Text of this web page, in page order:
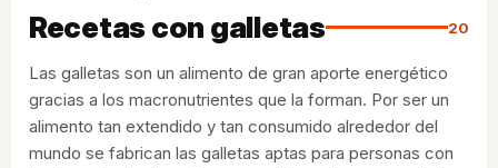
Recetas con galletas 20
Las galletas son un alimento de gran aporte energético
gracias a los macronutrientes que la forman. Por ser un
alimento tan extendido y tan consumido alrededor del
mundo se fabrican las galletas aptas para personas con